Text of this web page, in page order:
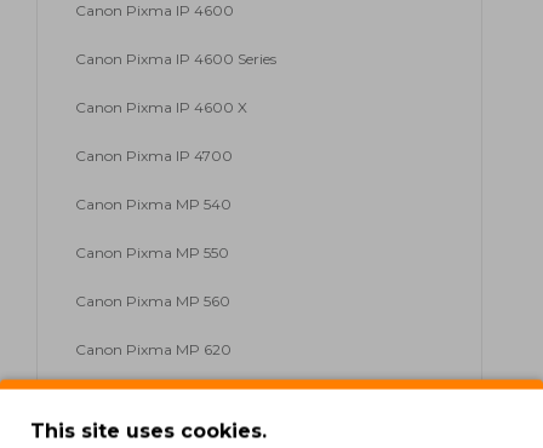
Canon Pixma IP 4600
Canon Pixma IP 4600 Series
Canon Pixma IP 4600 X
Canon Pixma IP 4700
Canon Pixma MP 540
Canon Pixma MP 550
Canon Pixma MP 560
Canon Pixma MP 620
This site uses cookies.